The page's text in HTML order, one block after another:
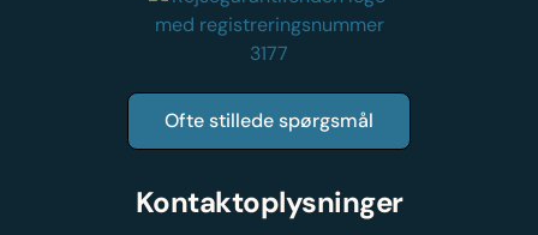
Ofte stillede spørgsmål
Kontaktoplysninger